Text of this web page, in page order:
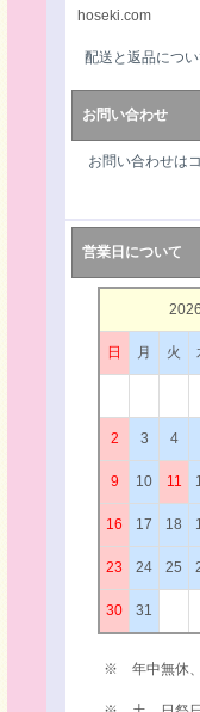
hoseki.com
配送と返品につ
お問い合わせ
お問い合わせは
営業日について
日 月 火
2 3 4
9 10 11
16 17 18
23 24 25
30 31
※ 年中無休、